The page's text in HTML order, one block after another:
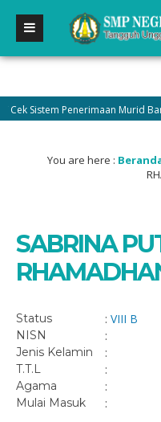
Sistem Penerimaan Murid Baru
You are here :
SABRINA
Status : VIII B
NISN :
Jenis Kelamin :
T.T.L :
Agama :
Mulai Masuk :